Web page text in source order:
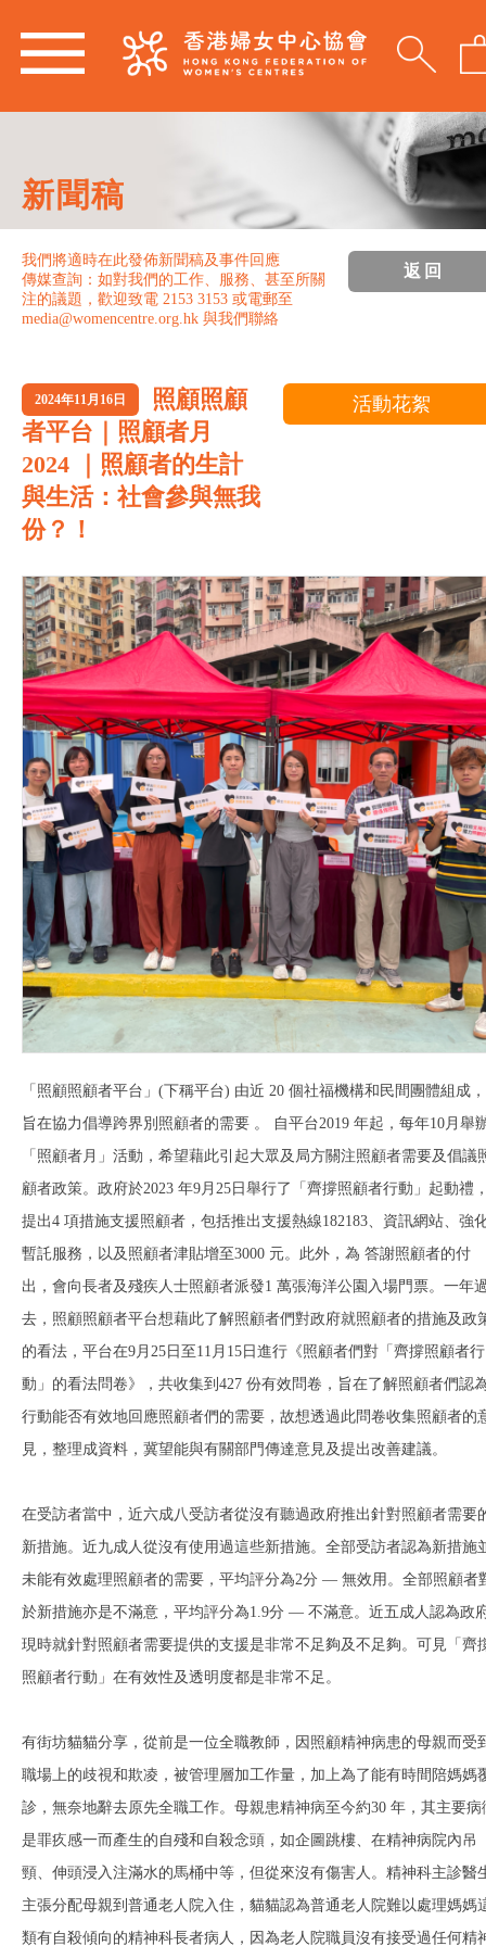
新聞稿
我們將適時在此發佈新聞稿及事件回應
傳媒查詢：如對我們的工作、服務、甚至所關
注的議題，歡迎致電 2153 3153 或電郵至
media@womencentre.org.hk 與我們聯絡
返回
2024年11月16日
照顧照顧
者平台｜照顧者⽉
2024 ｜照顧者的⽣計
與⽣活：社會參與無我
份？！
活動花絮
「照顧照顧者平台」(下稱平台) 由近 20 個社福機構和⺠間團體組成，
旨在協⼒倡導跨界別照顧者的需要 。 ⾃平台2019 年起，每年10⽉舉
「照顧者⽉」活動，希望藉此引起⼤眾及局⽅關注照顧者需要及倡議
顧者政策。政府於2023 年9⽉25⽇舉⾏了「齊撐照顧者⾏動」起動禮
提出4 項措施⽀援照顧者，包括推出⽀援熱線182183、資訊網站、強
暫託服務，以及照顧者津貼增⾄3000 元。此外，為 答謝照顧者的付
出，會向長者及殘疾⼈⼠照顧者派發1 萬張海洋公園入場⾨票。⼀年
去，照顧照顧者平台想藉此了解照顧者們對政府就照顧者的措施及政
的看法，平台在9⽉25⽇⾄11⽉15⽇進⾏《照顧者們對「齊撐照顧者⾏
動」的看法問卷》，共收集到427 份有效問卷，旨在了解照顧者們認
⾏動能否有效地回應照顧者們的需要，故想透過此問卷收集照顧者的
⾒，整理成資料，冀望能與有關部⾨傳達意⾒及提出改善建議。
在受訪者當中，近六成⼋受訪者從沒有聽過政府推出針對照顧者需要
新措施。近九成⼈從沒有使⽤過這些新措施。全部受訪者認為新措施
未能有效處理照顧者的需要，平均評分為2分 — 無效用。全部照顧者
於新措施亦是不滿意，平均評分為1.9分 — 不滿意。近五成⼈認為政
現時就針對照顧者需要提供的⽀援是非常不⾜夠及不足夠。可⾒「齊
照顧者⾏動」在有效性及透明度都是非常不足。
有街坊貓貓分享，從前是⼀位全職教師，因照顧精神病患的母親而受
職場上的歧視和欺凌，被管理層加⼯作量，加上為了能有時間陪媽媽
診，無奈地辭去原先全職⼯作。母親患精神病至今約30 年，其主要病
是罪疚感一而產生的自殘和自殺念頭，如企圖跳樓、在精神病院內吊
頸、伸頭浸入注滿水的馬桶中等，但從來沒有傷害人。精神科主診醫
主張分配母親到普通老⼈院入住，貓貓認為普通老人院難以處理媽媽
類有⾃殺傾向的精神科長者病人，因為老人院職員沒有接受過任何精